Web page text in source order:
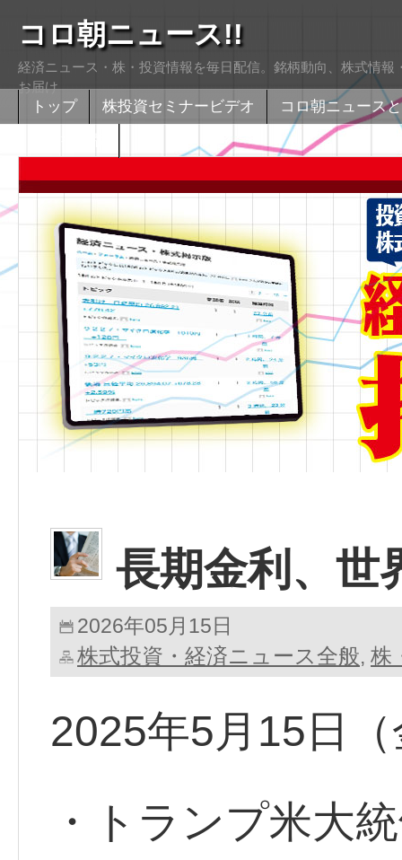
コロ朝ニュース!!
経済ニュース・株・投資情報を毎日配信。銘柄動向、株式情
お届け
トップ 株投資セミナービデオ
コロ朝ニュース
長期金利、世
2026年05月15日
株式投資・経済ニュース全般, 株
2025年5月15日
・トランプ米大